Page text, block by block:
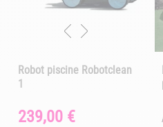
Robot piscine Robotclean
1
Prix
239,00 €